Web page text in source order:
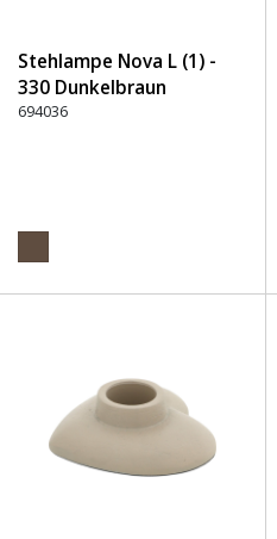
Stehlampe Nova L (1) -
330 Dunkelbraun
694036